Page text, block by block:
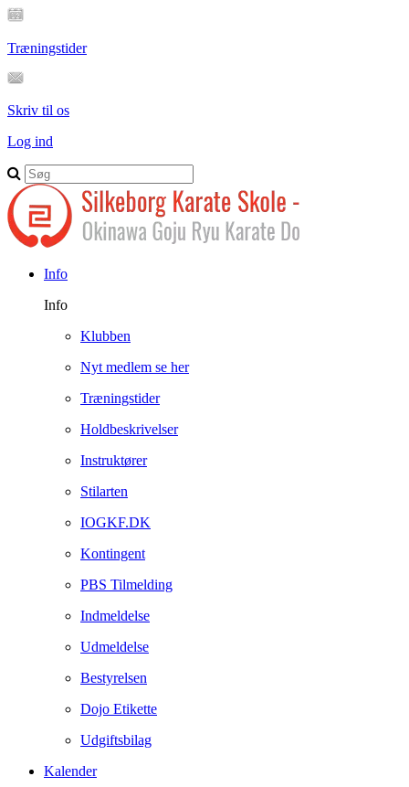
Træningstider
Skriv til os
Log ind
Info
Info
Klubben
Nyt medlem se her
Træningstider
Holdbeskrivelser
Instruktører
Stilarten
IOGKF.DK
Kontingent
PBS Tilmelding
Indmeldelse
Udmeldelse
Bestyrelsen
Dojo Etikette
Udgiftsbilag
Kalender